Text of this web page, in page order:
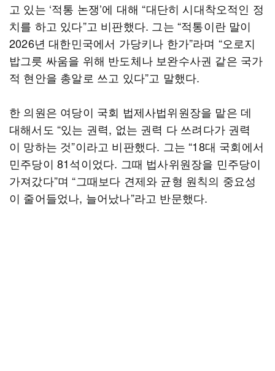
고 있는 ‘적통 논쟁’에 대해 “대단히 시대착오적인 정
치를 하고 있다”고 비판했다. 그는 “적통이란 말이
2026년 대한민국에서 가당키나 한가”라며 “오로지
밥그릇 싸움을 위해 반도체나 보완수사권 같은 국가
적 현안을 총알로 쓰고 있다”고 말했다.
한 의원은 여당이 국회 법제사법위원장을 맡은 데
대해서도 “있는 권력, 없는 권력 다 쓰려다가 권력
이 망하는 것”이라고 비판했다. 그는 “18대 국회에서
민주당이 81석이었다. 그때 법사위원장을 민주당이
가져갔다”며 “그때보다 견제와 균형 원칙의 중요성
이 줄어들었나, 늘어났나”라고 반문했다.